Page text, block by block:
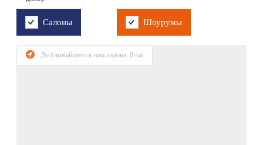
Салоны Шоурумы
До ближайшего к вам салона: 0 км